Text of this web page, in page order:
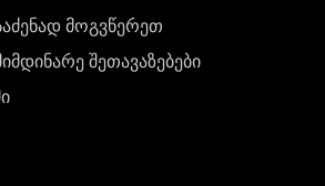
მოგვწერეთ
შეთავაზებები